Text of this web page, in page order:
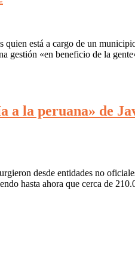
quien está a cargo de un
gestión «en beneficio de la
a la peruana» de
desde entidades no
hasta ahora que cerca de